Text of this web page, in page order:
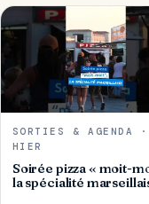
SORTIES & AGENDA ·
HIER
Soirée pizza « moit-
la spécialité